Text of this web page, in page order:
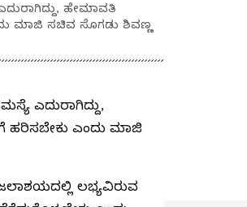
ಹೇಮಾವತಿ
ಮಾಜಿ ಸಚಿವ ಸೊಗಡು ಶಿವಣ್ಣ
ಎದುರಾಗಿದ್ದು,
ಹರಿಸಬೇಕು ಎಂದು ಮಾಜಿ
ಲಭ್ಯವಿರುವ